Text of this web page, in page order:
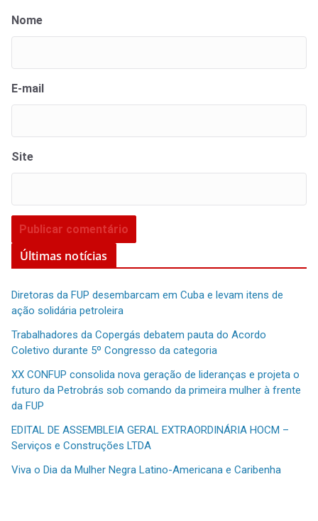
Nome
E-mail
Site
Últimas notícias
Diretoras da FUP desembarcam em Cuba e levam itens de
ação solidária petroleira
Trabalhadores da Copergás debatem pauta do Acordo
Coletivo durante 5º Congresso da categoria
XX CONFUP consolida nova geração de lideranças e projeta o
futuro da Petrobrás sob comando da primeira mulher à frente
da FUP
EDITAL DE ASSEMBLEIA GERAL EXTRAORDINÁRIA HOCM –
Serviços e Construções LTDA
Viva o Dia da Mulher Negra Latino-Americana e Caribenha